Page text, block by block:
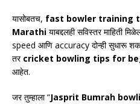
यासोबतच, fast bowler training
Marathi याबद्दलही सविस्तर माहिती
speed आणि accuracy दोन्ही सुधारू
तर cricket bowling tips for
आहेत.
जर तुम्हाला “Jasprit Bumrah